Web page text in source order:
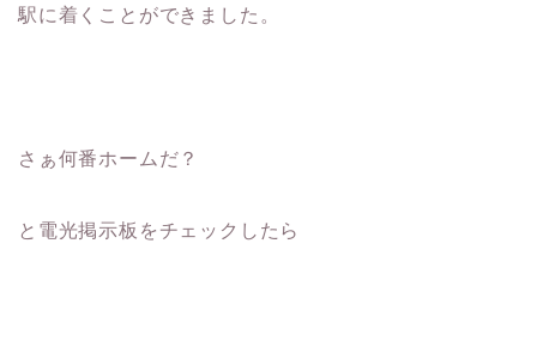
駅に着くことができました。
さぁ何番ホームだ？
と電光掲示板をチェックしたら